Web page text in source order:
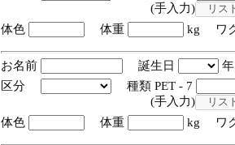
(手入力)
体色
体重 kg ワ
お名前 誕生日
区分
種類 PET - 7
(手入力)
体色
体重 kg ワ